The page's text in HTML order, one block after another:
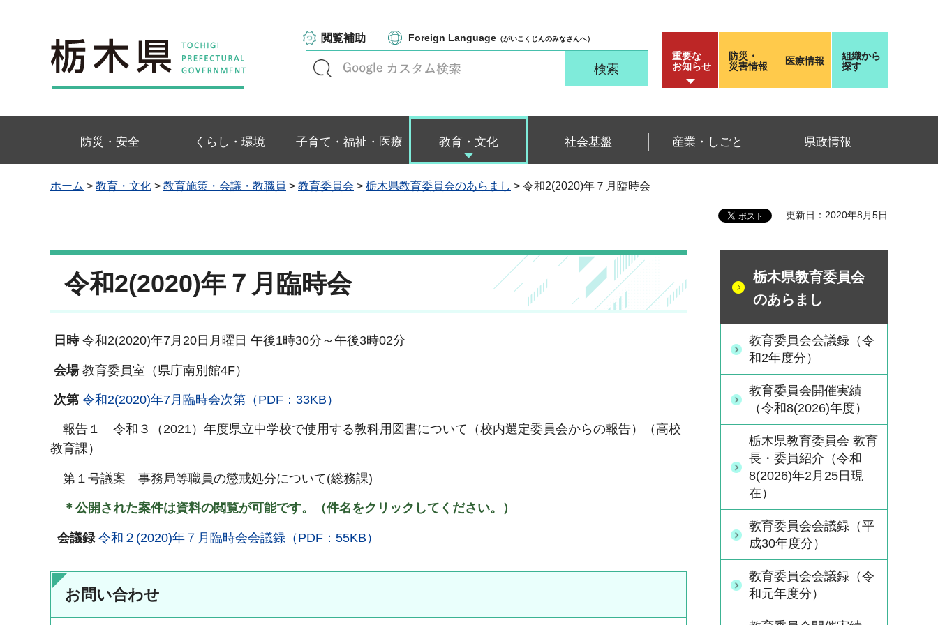
栃木県
閲覧補助 Foreign Language （がいこくじんのみなさんへ）
重要な
お知らせ
防災・
災害情報
医療情報
組織から
探す
防災・安全 くらし・環境 子育て・福祉・医療 教育・文化 社会基盤 産業・しごと 県政情報
ホーム > 教育・文化 > 教育施策・会議・教職員 > 教育委員会 > 栃木県教育委員会のあらまし > 令和2(2020)年７月臨時会
更新日：2020年8月5日
令和2(2020)年７月臨時会
日時 令和2(2020)年7月20日月曜日 午後1時30分～午後3時02分
会場教育委員室（県庁南別館4F）
次第 令和2(2020)年7月臨時会次第（PDF：33KB）
報告１ 令和３（2021）年度県立中学校で使用する教科用図書について（校内選定委員会からの報告）（高校
教育課）
第１号議案 事務局等職員の懲戒処分について(総務課)
＊公開された案件は資料の閲覧が可能です。（件名をクリックしてください。）
会議録 令和２(2020)年７月臨時会会議録（PDF：55KB）
お問い合わせ
栃木県教育委員会
のあらまし
教育委員会会議録（令
和2年度分）
教育委員会開催実績
（令和8(2026)年度）
栃木県教育委員会 教育
長・委員紹介（令和
8(2026)年2月25日現
在）
教育委員会会議録（平
成30年度分）
教育委員会会議録（令
和元年度分）